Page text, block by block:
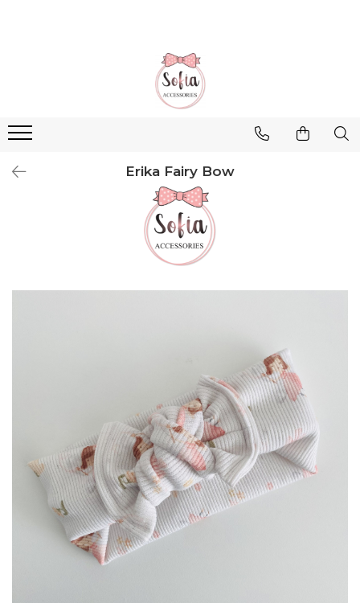
Emma Collection
Erika Fairy Bow